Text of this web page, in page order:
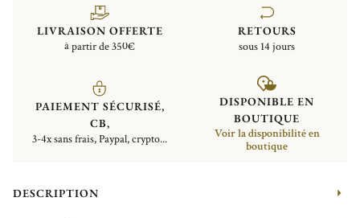
LIVRAISON OFFERTE
à partir de 350€
RETOURS
sous 14 jours
PAIEMENT SÉCURISÉ,
CB,
3-4x sans frais, Paypal, crypto...
DISPONIBLE EN
BOUTIQUE
Voir la disponibilité en
boutique
DESCRIPTION